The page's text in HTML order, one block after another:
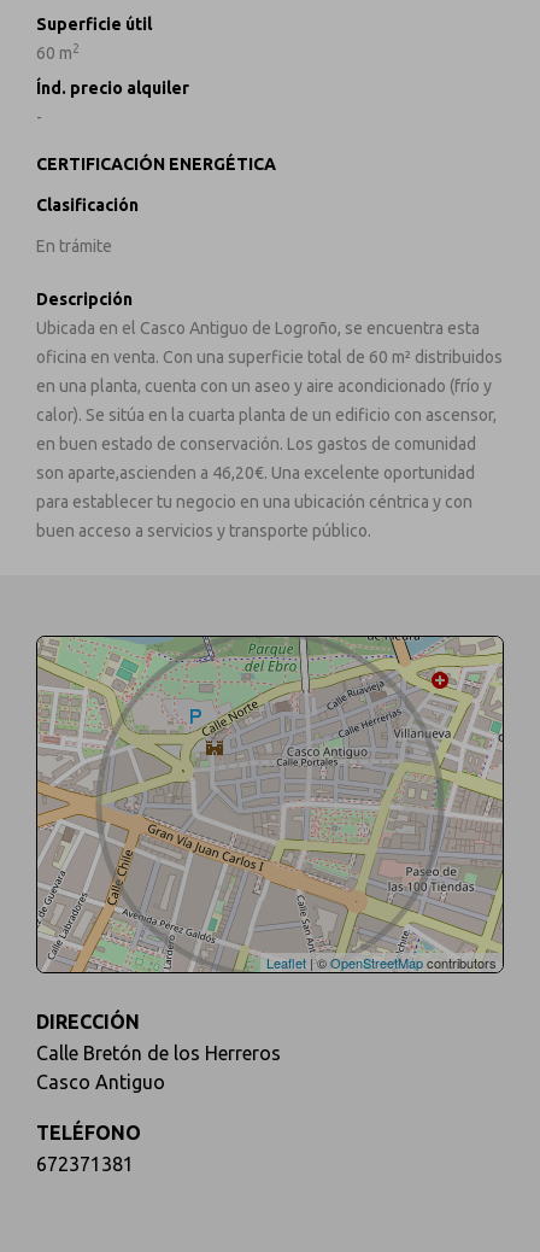
Superficie útil
60 m2
Índ. precio alquiler
-
CERTIFICACIÓN ENERGÉTICA
Clasificación
En trámite
Descripción
Ubicada en el Casco Antiguo de Logroño, se encuentra esta
oficina en venta. Con una superficie total de 60 m² distribuidos
en una planta, cuenta con un aseo y aire acondicionado (frío y
calor). Se sitúa en la cuarta planta de un edificio con ascensor,
en buen estado de conservación. Los gastos de comunidad
son aparte,ascienden a 46,20€. Una excelente oportunidad
para establecer tu negocio en una ubicación céntrica y con
buen acceso a servicios y transporte público.
Leaflet | ©OpenStreetMapcontributors
DIRECCIÓN
Calle Bretón de los Herreros
Casco Antiguo
TELÉFONO
672371381